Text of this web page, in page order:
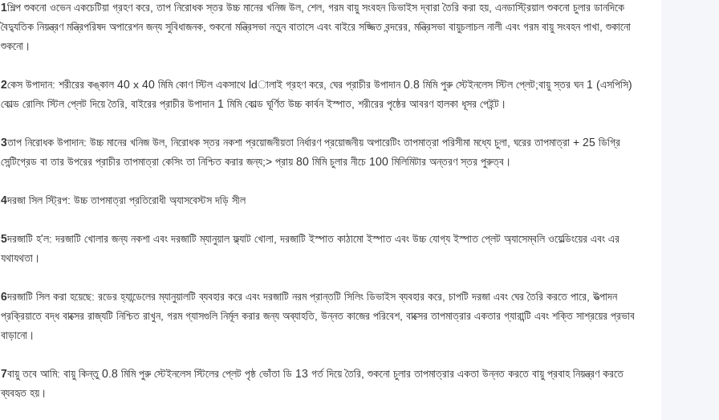
1শিল্প শুকনো ওভেন একচেটিয়া গ্রহণ করে, তাপ নিরোধক স্তর উচ্চ মানের খনিজ উল, শেল, গরম বায়ু সংবহন ডিভাইস দ্বারা তৈরি করা হয়, এনডাস্ট্রিয়াল শুকনো চুলার ডানদিকে
বৈদ্যুতিক নিয়ন্ত্রণ মন্ত্রিপরিষদ অপারেশন জন্য সুবিধাজনক, শুকনো মন্ত্রিসভা নতুন বাতাসে এবং বাইরে সজ্জিত বন্দরের, মন্ত্রিসভা বায়ুচলাচল নালী এবং গরম বায়ু সংবহন পাখা, শুকানো
শুকনো।
2কেস উপাদান: শরীরের কঙ্কাল 40 x 40 মিমি কোণ স্টিল একসাথে ldালাই গ্রহণ করে, ঘের প্রাচীর উপাদান 0.8 মিমি পুরু স্টেইনলেস স্টিল প্লেট;বায়ু স্তর ঘন 1 (এসপিসি)
কোল্ড রোলিং স্টিল প্লেট দিয়ে তৈরি, বাইরের প্রাচীর উপাদান 1 মিমি কোল্ড ঘূর্ণিত উচ্চ কার্বন ইস্পাত, শরীরের পৃষ্ঠের আবরণ হালকা ধূসর পেইন্ট।
3তাপ নিরোধক উপাদান: উচ্চ মানের খনিজ উল, নিরোধক স্তর নকশা প্রয়োজনীয়তা নির্ধারণ প্রয়োজনীয় অপারেটিং তাপমাত্রা পরিসীমা মধ্যে চুলা, ঘরের তাপমাত্রা + 25 ডিগ্রি
সেন্টিগ্রেড বা তার উপরের প্রাচীর তাপমাত্রা কেসিং তা নিশ্চিত করার জন্য;> প্রায় 80 মিমি চুলার নীচে 100 মিলিমিটার অন্তরণ স্তর পুরুত্ব।
4দরজা সিল স্ট্রিপ: উচ্চ তাপমাত্রা প্রতিরোধী অ্যাসবেস্টস দড়ি সীল
5দরজাটি হ'ল: দরজাটি খোলার জন্য নকশা এবং দরজাটি ম্যানুয়াল ফ্ল্যাট খোলা, দরজাটি ইস্পাত কাঠামো ইস্পাত এবং উচ্চ যোগ্য ইস্পাত প্লেট অ্যাসেম্বলি ওয়েল্ডিংয়ের এবং এর
যথাযথতা।
6দরজাটি সিল করা হয়েছে: রডের হ্যান্ডেলের ম্যানুয়ালটি ব্যবহার করে এবং দরজাটি নরম প্রান্তটি সিলিং ডিভাইস ব্যবহার করে, চাপটি দরজা এবং ঘের তৈরি করতে পারে, উত্পাদন
প্রক্রিয়াতে বদ্ধ বাক্সের রাজ্যটি নিশ্চিত রাখুন, গরম গ্যাসগুলি নির্মূল করার জন্য অব্যাহতি, উন্নত কাজের পরিবেশ, বাক্সের তাপমাত্রার একতার গ্যারান্টি এবং শক্তি সাশ্রয়ের প্রভাব
বাড়ানো।
7বায়ু তবে আমি: বায়ু কিন্তু 0.8 মিমি পুরু স্টেইনলেস স্টিলের প্লেট পৃষ্ঠ ভোঁতা ডি 13 গর্ত দিয়ে তৈরি, শুকনো চুলার তাপমাত্রার একতা উন্নত করতে বায়ু প্রবাহ নিয়ন্ত্রণ করতে
ব্যবহৃত হয়।